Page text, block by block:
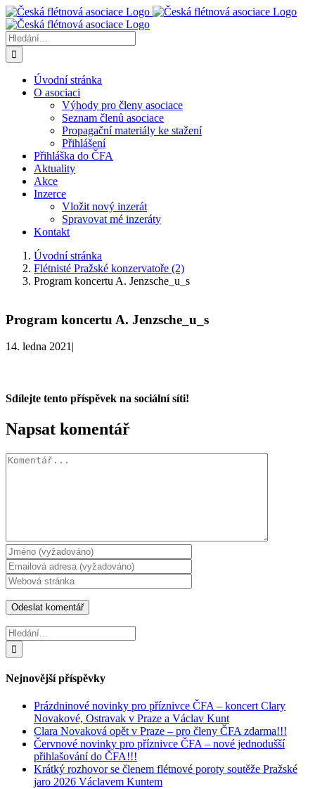
Přeskočit
na
obsah
Hledat:
Úvodní stránka
O asociaci
Výhody pro členy asociace
Seznam členů asociace
Propagační materiály ke stažení
Přihlášení
Přihláška do ČFA
Aktuality
Akce
Inzerce
Vložit nový inzerát
Spravovat mé inzeráty
Kontakt
Úvodní stránka
Flétnisté Pražské konzervatoře (2)
Program koncertu A. Jenzsche_u_s
Program koncertu A. Jenzsche_u_s
14. ledna 2021|
Sdílejte tento příspěvek na sociální síti!
Facebook
X
WhatsApp
Napsat komentář
Komentář
Hledat:
Nejnovější příspěvky
Prázdninové novinky pro příznivce ČFA – koncert Clary
Novakové, Ostravak v Praze a Václav Kunt
Clara Novaková opět v Praze – pro členy ČFA zdarma!!!
Červnové novinky pro příznivce ČFA – nové jednodušší
přihlašování do ČFA!!!
Krátký rozhovor se členem flétnové poroty soutěže Pražské
jaro 2026 Václavem Kuntem